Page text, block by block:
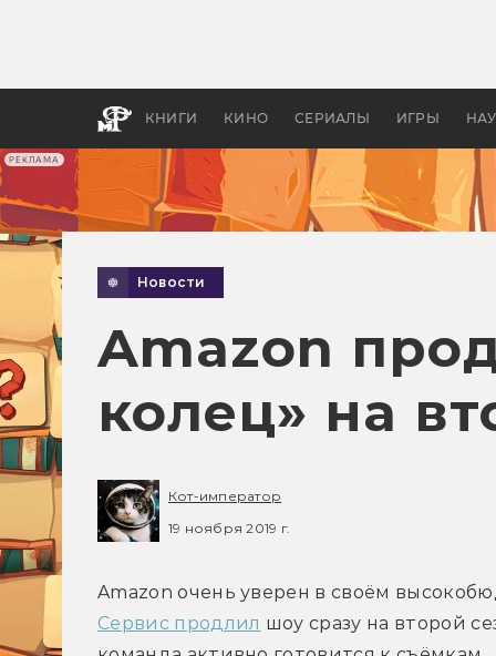
РЕКЛАМА
КНИГИ КИНО СЕРИАЛЫ ИГРЫ
Новости
Amazon
колец» на
Кот-император
19 ноября 2019 г.
Сервис продлил шоу сразу на второй